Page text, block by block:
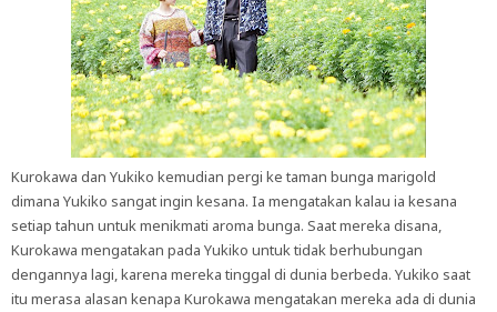
Kurokawa dan Yukiko kemudian pergi ke taman bunga marigold
dimana Yukiko sangat ingin kesana. Ia mengatakan kalau ia kesana
setiap tahun untuk menikmati aroma bunga. Saat mereka disana,
Kurokawa mengatakan pada Yukiko untuk tidak berhubungan
dengannya lagi, karena mereka tinggal di dunia berbeda. Yukiko saat
itu merasa alasan kenapa Kurokawa mengatakan mereka ada di dunia